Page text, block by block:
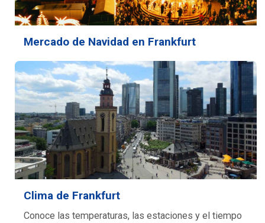
Mercado de Navidad en Frankfurt
Clima de Frankfurt
Conoce las temperaturas, las estaciones y el tiempo